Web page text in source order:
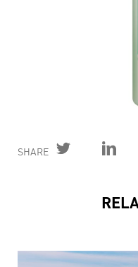
SHARE